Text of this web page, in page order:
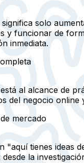
solo
y funcionar de
inmediata.
al alcance de
del negocio
mercado
"aquí tienes ideas
la